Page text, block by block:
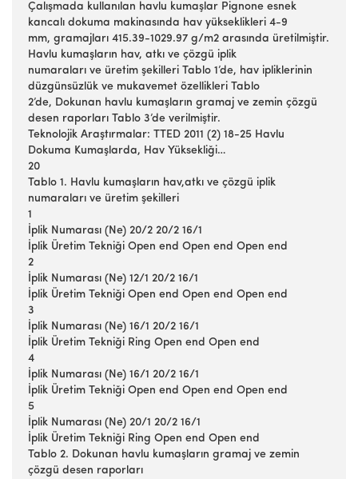
Çalışmada kullanılan havlu kumaşlar Pignone esnek
kancalı dokuma makinasında hav yükseklikleri 4-9
mm, gramajları 415.39-1029.97 g/m2 arasında üretilmiştir.
Havlu kumaşların hav, atkı ve çözgü iplik
numaraları ve üretim şekilleri Tablo 1’de, hav ipliklerinin
düzgünsüzlük ve mukavemet özellikleri Tablo
2’de, Dokunan havlu kumaşların gramaj ve zemin çözgü
desen raporları Tablo 3’de verilmiştir.
Teknolojik Araştırmalar: TTED 2011 (2) 18-25 Havlu
Dokuma Kumaşlarda, Hav Yüksekliği…
20
Tablo 1. Havlu kumaşların hav,atkı ve çözgü iplik
numaraları ve üretim şekilleri
1
İplik Numarası (Ne) 20/2 20/2 16/1
İplik Üretim Tekniği Open end Open end Open end
2
İplik Numarası (Ne) 12/1 20/2 16/1
İplik Üretim Tekniği Open end Open end Open end
3
İplik Numarası (Ne) 16/1 20/2 16/1
İplik Üretim Tekniği Ring Open end Open end
4
İplik Numarası (Ne) 16/1 20/2 16/1
İplik Üretim Tekniği Open end Open end Open end
5
İplik Numarası (Ne) 20/1 20/2 16/1
İplik Üretim Tekniği Ring Open end Open end
Tablo 2. Dokunan havlu kumaşların gramaj ve zemin
çözgü desen raporları